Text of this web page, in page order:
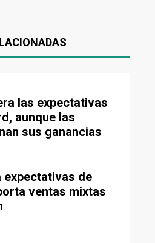
las expectativas
aunque las
sus ganancias
expectativas de
ventas mixtas